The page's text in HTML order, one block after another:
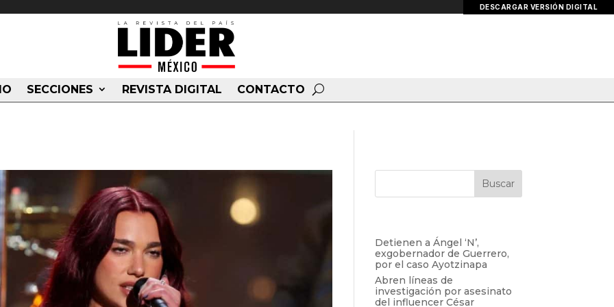
SECCIONES REVISTA DIGITAL CONTACTO
DESCARGAR VERSIÓN DIGITAL
Detienen a Ángel ‘N’,
exgobernador de Guerrero,
por el caso Ayotzinapa
Abren líneas de
investigación por asesinato
del influencer César